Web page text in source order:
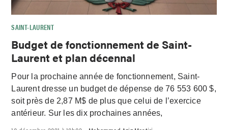
SAINT-LAURENT
Budget de fonctionnement de Saint-
Laurent et plan décennal
Pour la prochaine année de fonctionnement, Saint-
Laurent dresse un budget de dépense de 76 553 600 $,
soit près de 2,87 M$ de plus que celui de l’exercice
antérieur. Sur les dix prochaines années,